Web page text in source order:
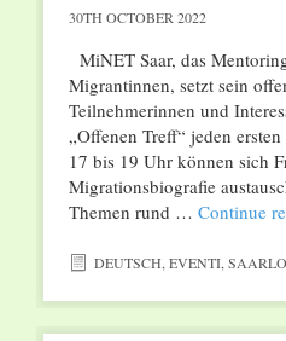
30TH OCTOBER 2022
MiNET Saar, das
Migrantinnen, setzt sein
Teilnehmerinnen und
„Offenen Treff“ jeden
17 bis 19 Uhr können sich
Migrationsbiografie
Themen rund … Continue
DEUTSCH EVENTI,